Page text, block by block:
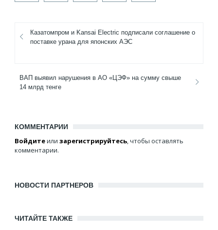
Казатомпром и Kansai Electric подписали соглашение о
поставке урана для японских АЭС
ВАП выявил нарушения в АО «ЦЭФ» на сумму свыше
14 млрд тенге
КОММЕНТАРИИ
Войдитеили зарегистрируйтесь, чтобы оставлять
комментарии.
НОВОСТИ ПАРТНЕРОВ
ЧИТАЙТЕ ТАКЖЕ